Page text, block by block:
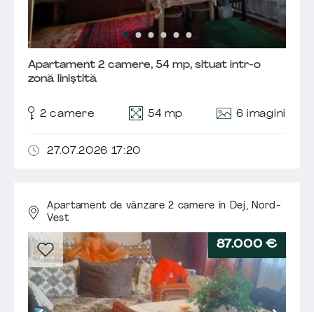
Apartament 2 camere, 54 mp, situat într-o
zonă liniștită
2 camere 54 mp 6 imagini
27.07.2026 17:20
Apartament de vânzare 2 camere în Dej,Nord-
Vest
87.000 €